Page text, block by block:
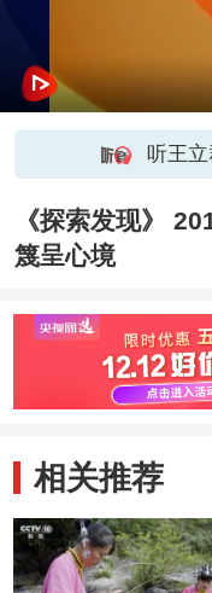
听王
《探索发现》
篾呈心境
相关推荐